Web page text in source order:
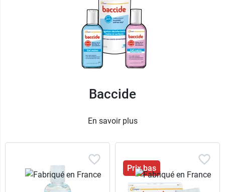
Baccide
En savoir plus
Prix bas